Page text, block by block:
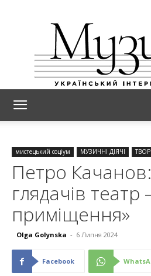
мистецький соціум МУЗИЧНІ ДІЯЧІ
Петро
глядачів театр
приміщення»
Olga Golynska - 6 Липня 2024
Facebook